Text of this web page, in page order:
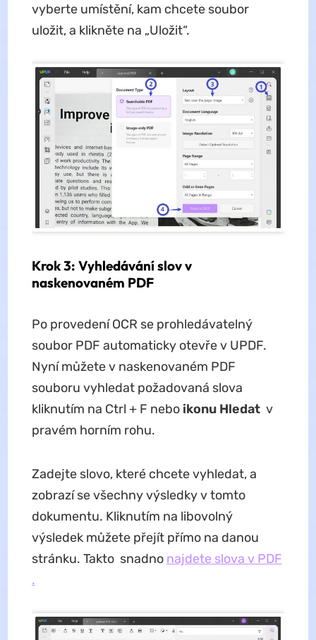
vyberte umístění, kam chcete soubor
uložit, a klikněte na „Uložit“.
Krok 3: Vyhledávání slov v
naskenovaném PDF
Po provedení OCR se prohledávatelný
soubor PDF automaticky otevře v UPDF.
Nyní můžete v naskenovaném PDF
souboru vyhledat požadovaná slova
kliknutím na Ctrl + F nebo ikonu Hledatv
pravém horním rohu.
Zadejte slovo, které chcete vyhledat, a
zobrazí se všechny výsledky v tomto
dokumentu. Kliknutím na libovolný
výsledek můžete přejít přímo na danou
stránku. Takto snadno najdete slova v PDF
.